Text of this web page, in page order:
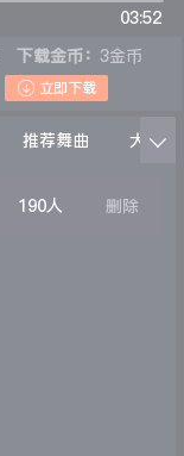
03:52
下载金币： 3金币
 立即下载
推荐舞曲 大家在

190人 删除